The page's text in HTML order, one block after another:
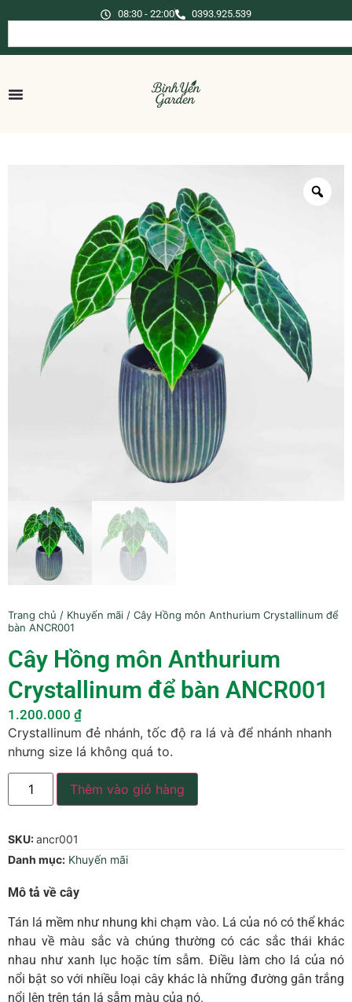
08:30 - 22:00 0393.925.539
Trang chủ / Khuyến mãi / Cây Hồng môn Anthurium Crystallinum để
bàn ANCR001
Cây Hồng môn Anthurium
Crystallinum để bàn ANCR001
1.200.000 ₫
Crystallinum đẻ nhánh, tốc độ ra lá và để nhánh nhanh
nhưng size lá không quá to.
Thêm vào giỏ hàng
SKU:ancr001
Danh mục: Khuyến mãi
Mô tả về cây
Tán lá mềm như nhung khi chạm vào. Lá của nó có thể khác
nhau về màu sắc và chúng thường có các sắc thái khác
nhau như xanh lục hoặc tím sẫm. Điều làm cho lá của nó
nổi bật so với nhiều loại cây khác là những đường gân trắng
nổi lên trên tán lá sẫm màu của nó.